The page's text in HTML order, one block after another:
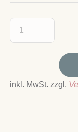
inkl. MwSt. zzgl.